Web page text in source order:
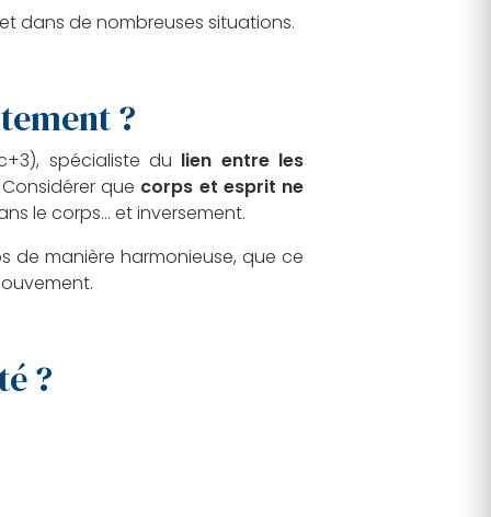
dans de nombreuses situations.
?
spécialiste du lien entre les
que corps et esprit ne
le corps… et inversement.
de manière harmonieuse, que ce
?